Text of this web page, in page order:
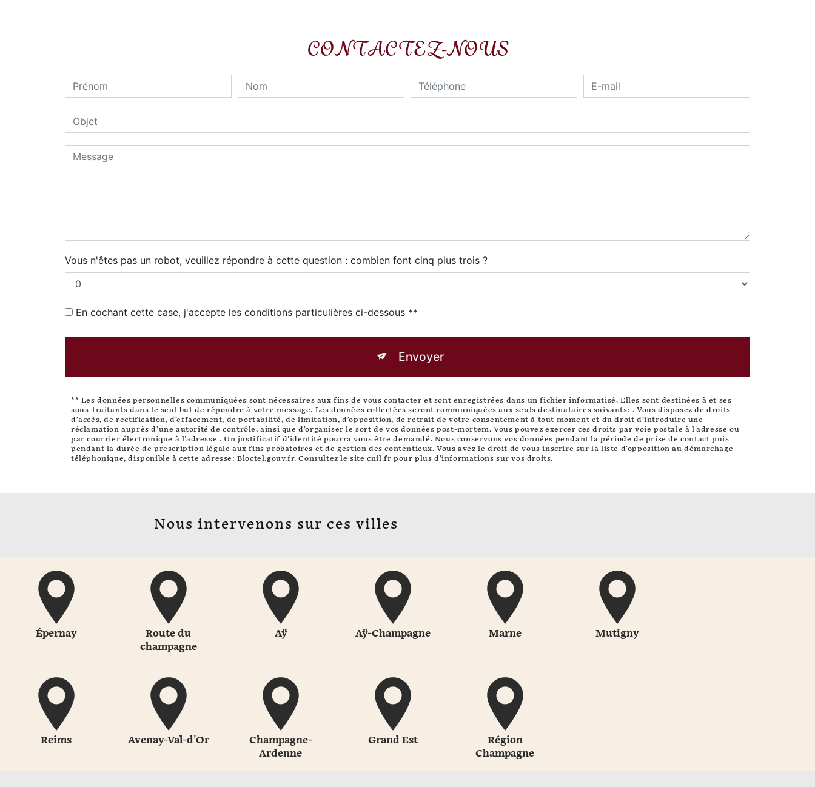
CONTACTEZ-NOUS
Vous n'êtes pas un robot, veuillez répondre à cette question : combien font cinq plus trois ?
En cochant cette case, j'accepte les conditions particulières ci-dessous **
Envoyer
** Les données personnelles communiquées sont nécessaires aux fins de vous contacter et sont enregistrées dans un fichier informatisé. Elles sont destinées à et ses
sous-traitants dans le seul but de répondre à votre message. Les données collectées seront communiquées aux seuls destinataires suivants: . Vous disposez de droits
d’accès, de rectification, d’effacement, de portabilité, de limitation, d’opposition, de retrait de votre consentement à tout moment et du droit d’introduire une
réclamation auprès d’une autorité de contrôle, ainsi que d’organiser le sort de vos données post-mortem. Vous pouvez exercer ces droits par voie postale à l'adresse ou
par courrier électronique à l'adresse . Un justificatif d'identité pourra vous être demandé. Nous conservons vos données pendant la période de prise de contact puis
pendant la durée de prescription légale aux fins probatoires et de gestion des contentieux. Vous avez le droit de vous inscrire sur la liste d'opposition au démarchage
téléphonique, disponible à cette adresse:Bloctel.gouv.fr. Consultez le site cnil.fr pour plus d’informations sur vos droits.
Nous intervenons sur ces villes
Épernay
Route du
champagne
Aÿ Aÿ-Champagne Marne Mutigny
Reims Avenay-Val-d'Or
Champagne-
Ardenne
Grand Est
Région
Champagne